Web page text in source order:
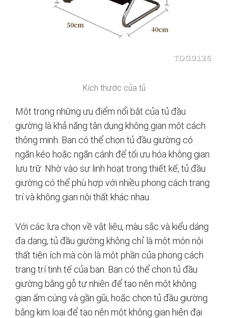
Kích thước của tủ
Một trong những ưu điểm nổi bật của tủ đầu
giường là khả năng tận dụng không gian một cách
thông minh. Bạn có thể chọn tủ đầu giường có
ngăn kéo hoặc ngăn cánh để tối ưu hóa không gian
lưu trữ. Nhờ vào sự linh hoạt trong thiết kế, tủ đầu
giường có thể phù hợp với nhiều phong cách trang
trí và không gian nội thất khác nhau.
Với các lựa chọn về vật liệu, màu sắc và kiểu dáng
đa dạng, tủ đầu giường không chỉ là một món nội
thất tiện ích mà còn là một phần của phong cách
trang trí tinh tế của bạn. Bạn có thể chọn tủ đầu
giường bằng gỗ tự nhiên để tạo nên một không
gian ấm cúng và gần gũi, hoặc chọn tủ đầu giường
bằng kim loại để tạo nên một không gian hiện đại